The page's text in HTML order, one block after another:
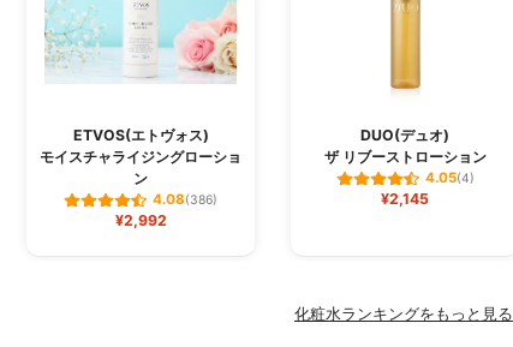
ETVOS(エトヴォス)
モイスチャライジングローショ
ン
4.08(386)
¥2,992
DUO(デュオ)
ザ リブーストローション
4.05(4)
¥2,145
化粧水ランキングをもっと見る